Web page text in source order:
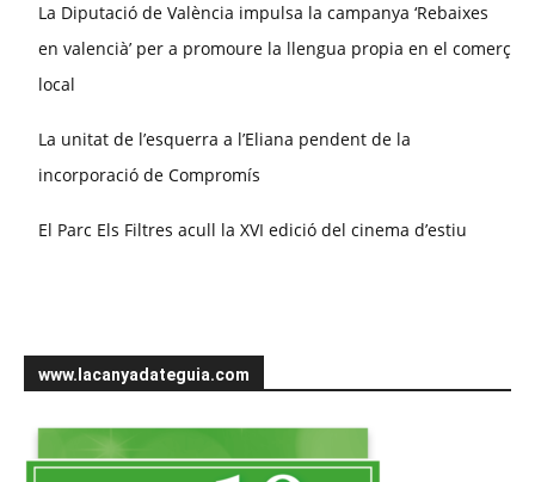
La Diputació de València impulsa la campanya ‘Rebaixes
en valencià’ per a promoure la llengua propia en el comerç
local
La unitat de l’esquerra a l’Eliana pendent de la
incorporació de Compromís
El Parc Els Filtres acull la XVI edició del cinema d’estiu
www.lacanyadateguia.com